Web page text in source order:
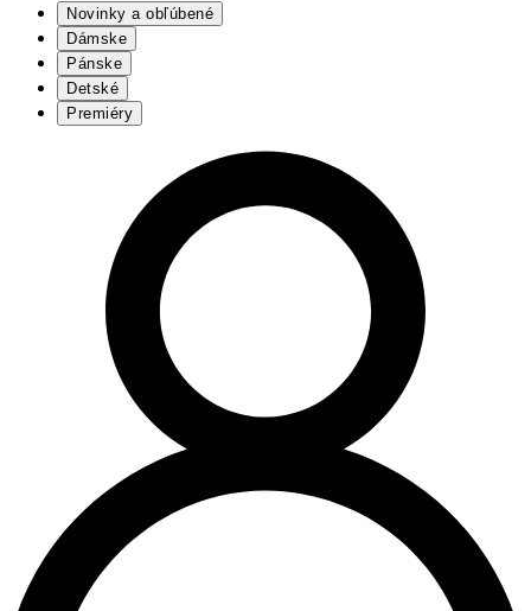
Novinky a obľúbené
Dámske
Pánske
Detské
Premiéry